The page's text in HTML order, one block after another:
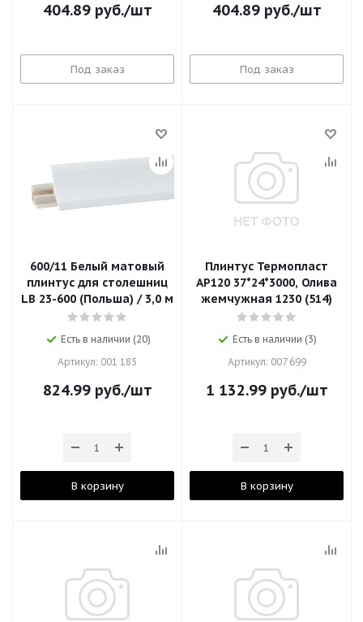
404.89руб./шт
Под заказ
404.89руб./шт
Под заказ
600/11 Белый матовый
плинтус для столешниц
LB 23-600 (Польша) / 3,0 м
Есть в наличии (20)
Артикул: 001 185
824.99руб./шт
В корзину
Плинтус Термопласт
АР120 37*24*3000, Олива
жемчужная 1230 (514)
Есть в наличии (3)
Артикул: 007 699
1 132.99руб./шт
В корзину